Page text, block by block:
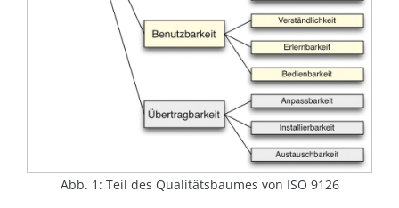
Abb. 1: Teil des Qualitätsbaumes von ISO 9126